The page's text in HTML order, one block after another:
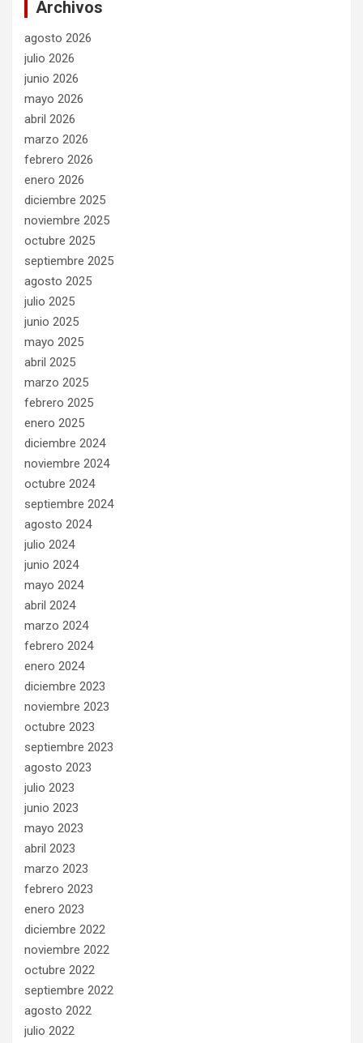
Archivos
agosto 2026
julio 2026
junio 2026
mayo 2026
abril 2026
marzo 2026
febrero 2026
enero 2026
diciembre 2025
noviembre 2025
octubre 2025
septiembre 2025
agosto 2025
julio 2025
junio 2025
mayo 2025
abril 2025
marzo 2025
febrero 2025
enero 2025
diciembre 2024
noviembre 2024
octubre 2024
septiembre 2024
agosto 2024
julio 2024
junio 2024
mayo 2024
abril 2024
marzo 2024
febrero 2024
enero 2024
diciembre 2023
noviembre 2023
octubre 2023
septiembre 2023
agosto 2023
julio 2023
junio 2023
mayo 2023
abril 2023
marzo 2023
febrero 2023
enero 2023
diciembre 2022
noviembre 2022
octubre 2022
septiembre 2022
agosto 2022
julio 2022